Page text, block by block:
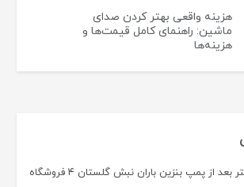
هزینه واقعی بهتر کردن صدای
ماشین: راهنمای کامل قیمت‌ها و
هزینه‌ها
پل فردیس ۲۰۰ متر بعد از پمپ بنزین باران نبش گلستان ۴ فروشگاه